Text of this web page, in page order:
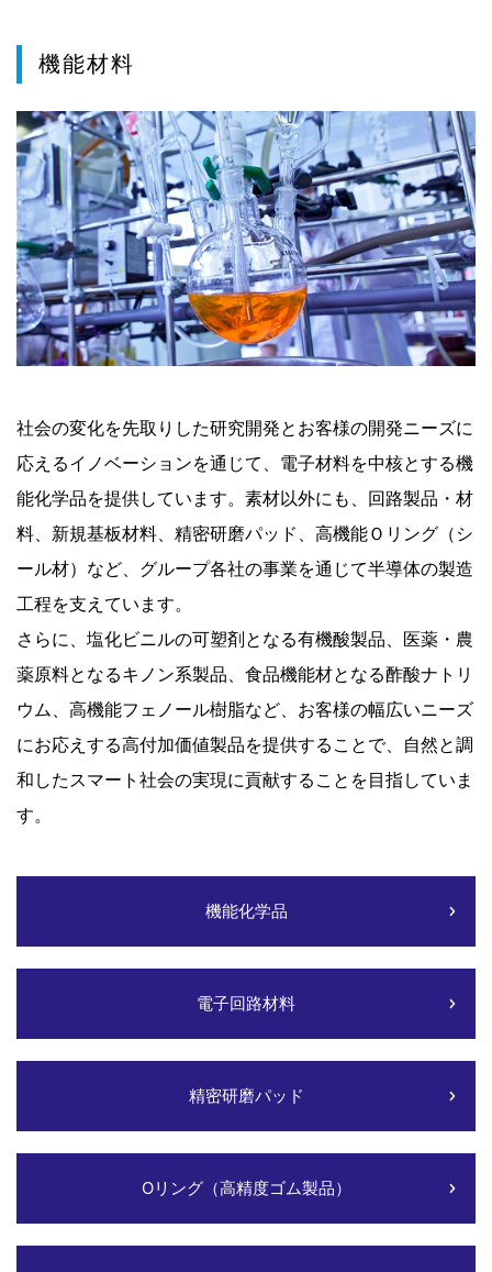
機能材料
社会の変化を先取りした研究開発とお客様の開発ニーズに
応えるイノベーションを通じて、電子材料を中核とする機
能化学品を提供しています。素材以外にも、回路製品・材
料、新規基板材料、精密研磨パッド、高機能Ｏリング（シ
ール材）など、グループ各社の事業を通じて半導体の製造
工程を支えています。
さらに、塩化ビニルの可塑剤となる有機酸製品、医薬・農
薬原料となるキノン系製品、食品機能材となる酢酸ナトリ
ウム、高機能フェノール樹脂など、お客様の幅広いニーズ
にお応えする高付加価値製品を提供することで、自然と調
和したスマート社会の実現に貢献することを目指していま
す。
機能化学品
電子回路材料
精密研磨パッド
Oリング（高精度ゴム製品）